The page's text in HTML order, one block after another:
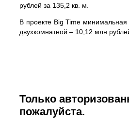
рублей за 135,2 кв. м.
В проекте Big Time
двухкомнатной – 10,12 млн
Только
пожалуйста.